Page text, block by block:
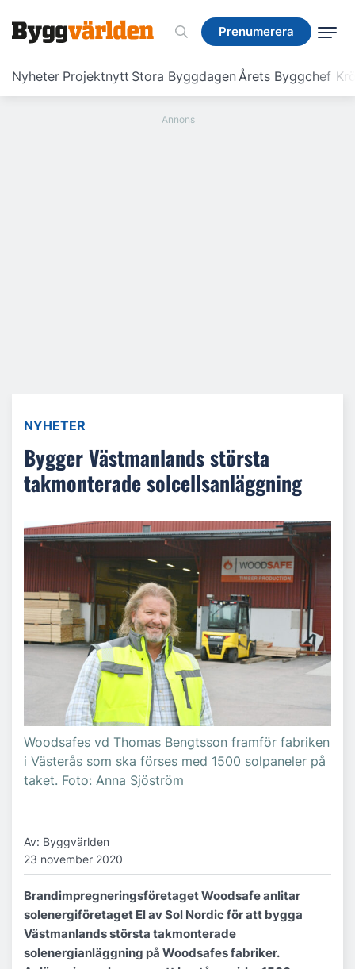
Prenumerera
Nyheter Projektnytt Stora ByggdagenÅrets Byggchef
Prenumerera
NYHETER
Bygger Västmanlands största
takmonterade solcellsanläggning
Woodsafes vd Thomas Bengtsson framför fabriken
i Västerås som ska förses med 1500 solpaneler på
taket. Foto: Anna Sjöström
Av: Byggvärlden
23 november 2020
Brandimpregneringsföretaget Woodsafe anlitar
solenergiföretaget El av Sol Nordic för att bygga
Västmanlands största takmonterade
solenergianläggning på Woodsafes fabriker.